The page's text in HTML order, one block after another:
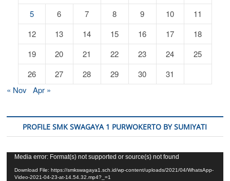
5
6 7 8 9 10
11
12
13 14 15 16 17
18
19
20 21 22 23 24
25
26
27 28 29 30
31
« Nov Apr »
PROFILE SMK SWAGAYA 1 PURWOKERTO BY SUMIYATI
Video
Player
Media error: Format(s) not supported or source(s) not found
Download File: https://smkswagaya1.sch.id/wp-content/uploads/2021/04/WhatsApp-
Video-2021-04-23-at-14.54.32.mp4?_=1